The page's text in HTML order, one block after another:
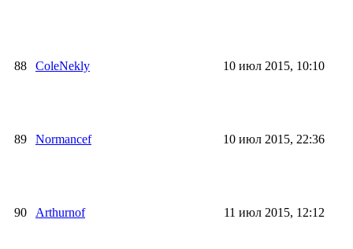
88 ColeNekly 10 июл 2015, 10:10
89 Normancef 10 июл 2015, 22:36
90 Arthurnof 11 июл 2015, 12:12